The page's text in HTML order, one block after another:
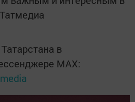
Татмедиа
в
MАХ: